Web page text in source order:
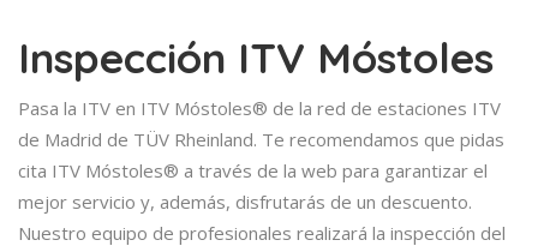
Inspección ITV Móstoles
Pasa la ITV en ITV Móstoles® de la red de estaciones ITV
de Madrid de TÜV Rheinland. Te recomendamos que pidas
cita ITV Móstoles® a través de la web para garantizar el
mejor servicio y, además, disfrutarás de un descuento.
Nuestro equipo de profesionales realizará la inspección del